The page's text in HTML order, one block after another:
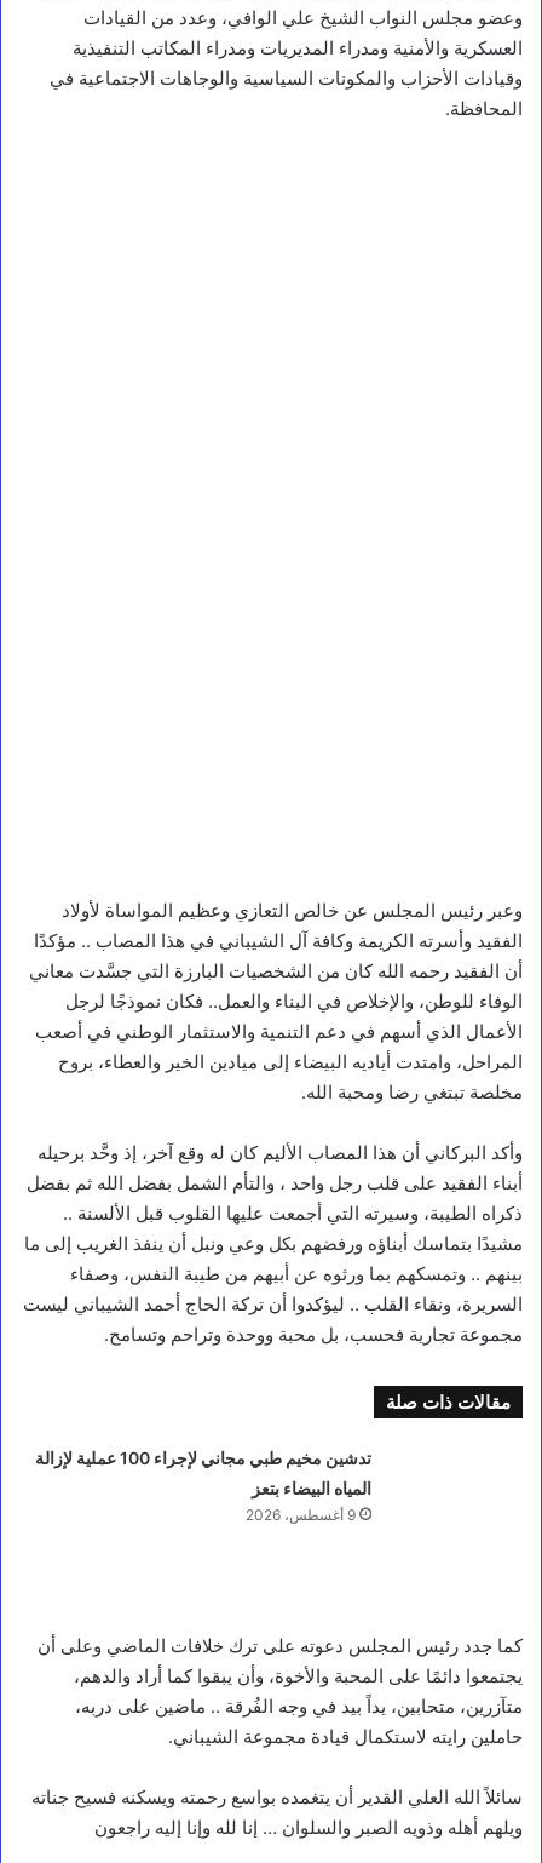
وعضو مجلس النواب الشيخ علي الوافي، وعدد من القيادات
العسكرية والأمنية ومدراء المديريات ومدراء المكاتب التنفيذية
وقيادات الأحزاب والمكونات السياسية والوجاهات الاجتماعية في
المحافظة.
وعبر رئيس المجلس عن خالص التعازي وعظيم المواساة لأولاد
الفقيد وأسرته الكريمة وكافة آل الشيباني في هذا المصاب .. مؤكدًا
أن الفقيد رحمه الله كان من الشخصيات البارزة التي جسَّدت معاني
الوفاء للوطن، والإخلاص في البناء والعمل.. فكان نموذجًا لرجل
الأعمال الذي أسهم في دعم التنمية والاستثمار الوطني في أصعب
المراحل، وامتدت أياديه البيضاء إلى ميادين الخير والعطاء، بروح
مخلصة تبتغي رضا ومحبة الله.
وأكد البركاني أن هذا المصاب الأليم كان له وقع آخر، إذ وحَّد برحيله
أبناء الفقيد على قلب رجل واحد ، والتأم الشمل بفضل الله ثم بفضل
ذكراه الطيبة، وسيرته التي أجمعت عليها القلوب قبل الألسنة ..
مشيدًا بتماسك أبناؤه ورفضهم بكل وعي ونبل أن ينفذ الغريب إلى ما
بينهم .. وتمسكهم بما ورثوه عن أبيهم من طيبة النفس، وصفاء
السريرة، ونقاء القلب .. ليؤكدوا أن تركة الحاج أحمد الشيباني ليست
مجموعة تجارية فحسب، بل محبة ووحدة وتراحم وتسامح.
مقالات ذات صلة
تدشين مخيم طبي مجاني لإجراء 100 عملية لإزالة
المياه البيضاء بتعز
9 أغسطس، 2026
كما جدد رئيس المجلس دعوته على ترك خلافات الماضي وعلى أن
يجتمعوا دائمًا على المحبة والأخوة، وأن يبقوا كما أراد والدهم،
متآزرين، متحابين، يداً بيد في وجه الفُرقة .. ماضين على دربه،
حاملين رايته لاستكمال قيادة مجموعة الشيباني.
سائلاً الله العلي القدير أن يتغمده بواسع رحمته ويسكنه فسيح جناته
ويلهم أهله وذويه الصبر والسلوان … إنا لله وإنا إليه راجعون